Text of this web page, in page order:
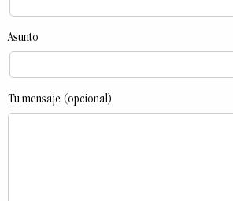
Asunto
Tu mensaje (opcional)